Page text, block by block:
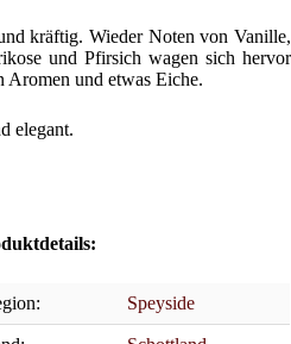
kräftig. Wieder Noten von Vanille,
und Pfirsich wagen sich hervor
und etwas Eiche.
elegant.
Speyside